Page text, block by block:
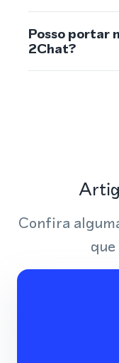
Posso portar
2Chat?
Confira